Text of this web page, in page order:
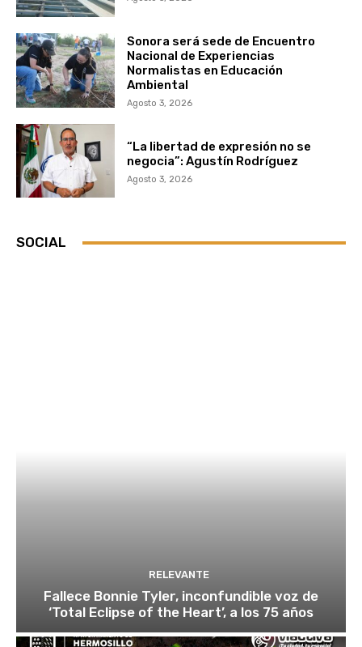
Sonora será sede de Encuentro
Nacional de Experiencias
Normalistas en Educación
Ambiental
Agosto 3, 2026
“La libertad de expresión no se
negocia”: Agustín Rodríguez
Agosto 3, 2026
SOCIAL
RELEVANTE
Fallece Bonnie Tyler, inconfundible voz de
‘Total Eclipse of the Heart’, a los 75 años